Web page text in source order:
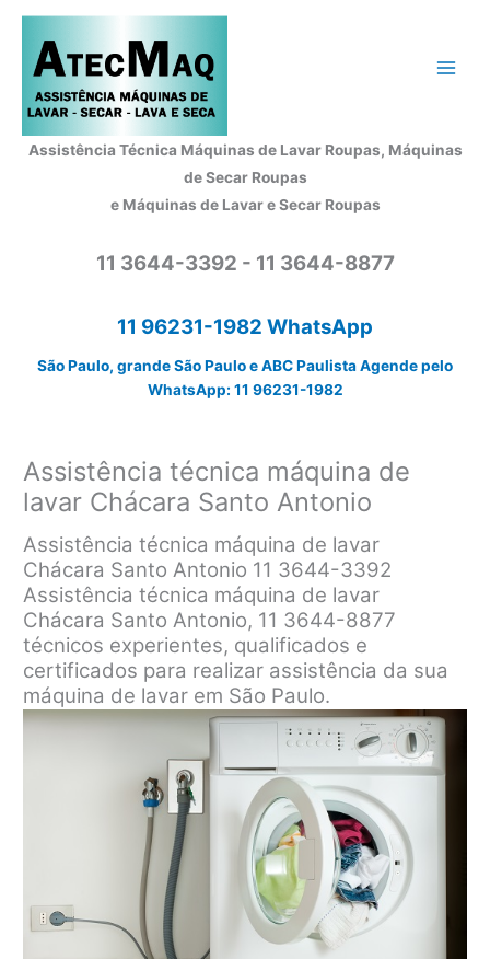
Assistência Técnica Máquinas de Lavar Roupas, Máquinas
de Secar Roupas
e Máquinas de Lavar e Secar Roupas
11 3644-3392 - 11 3644-8877
11 96231-1982 WhatsApp
São Paulo, grande São Paulo e ABC Paulista Agende pelo
WhatsApp: 11 96231-1982
Assistência técnica máquina de
lavar Chácara Santo Antonio
Assistência técnica máquina de lavar
Chácara Santo Antonio 11 3644-3392
Assistência técnica máquina de lavar
Chácara Santo Antonio, 11 3644-8877
técnicos experientes, qualificados e
certificados para realizar assistência da sua
máquina de lavar em São Paulo.